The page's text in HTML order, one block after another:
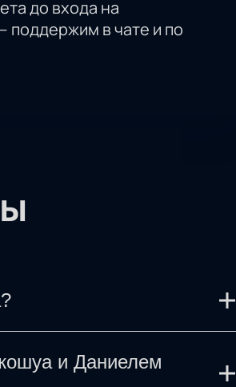
до входа на
поддержим в чате и по
Энтони Джошуа и
в продажу на нашем сайте!
и Даниелем